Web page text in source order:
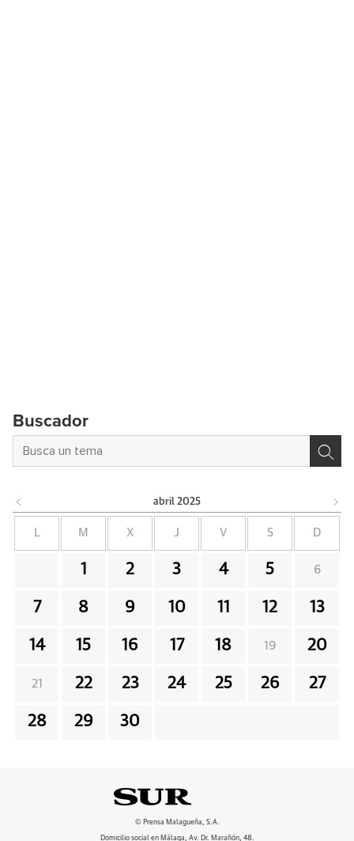
Buscador
abril 2025
M X J V S D
1 2 3 4 5 6
7 8 9 10 11 12 13
14 15 16 17 18 19 20
21 22 23 24 25 26 27
28 29 30
© Prensa Malagueña, S.A.
Domicilio social en Málaga, Av. Dr. Marañón, 48.